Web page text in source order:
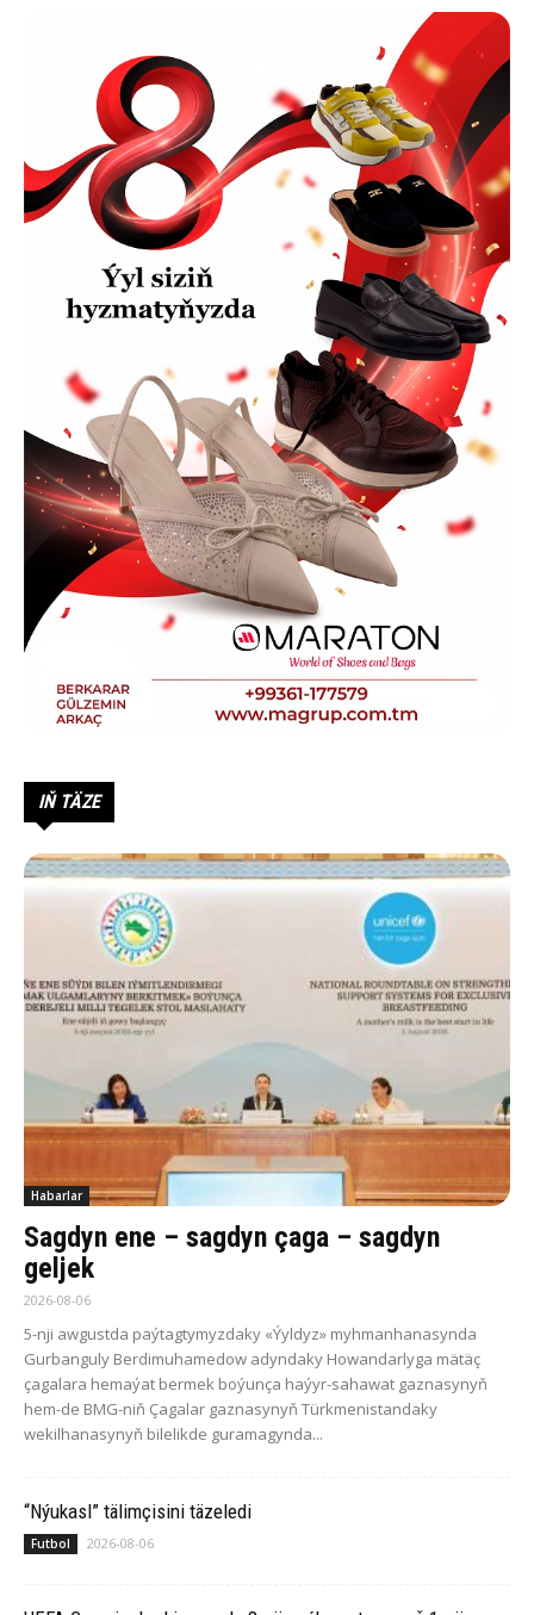
IŇ TÄZE
Habarlar
Sagdyn ene – sagdyn çaga – sagdyn
geljek
2026-08-06
5-nji awgustda paýtagtymyzdaky «Ýyldyz» myhmanhanasynda
Gurbanguly Berdimuhamedow adyndaky Howandarlyga mätäç
çagalara hemaýat bermek boýunça haýyr-sahawat gaznasynyň
hem-de BMG-niň Çagalar gaznasynyň Türkmenistandaky
wekilhanasynyň bilelikde guramagynda...
“Nýukasl” tälimçisini täzeledi
Futbol 2026-08-06